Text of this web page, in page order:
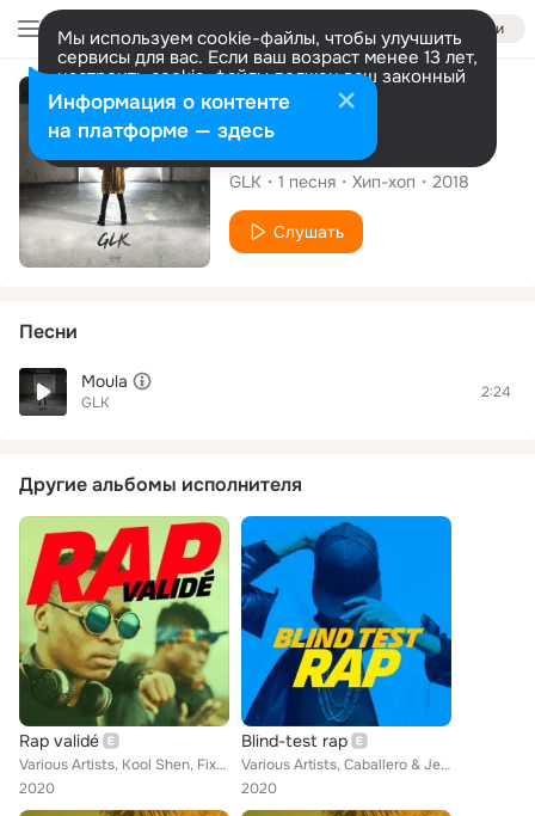
Войти
Мы используем cookie-файлы, чтобы улучшить
сервисы для вас. Если ваш возраст менее 13 лет,
настроить cookie-файлы должен ваш законный
представитель. Больше информации
Разрешить все Настроить
Сингл
Moula
GLK 1 песня Хип-хоп 2018
Слушать
Песни
Moula
GLK
2:24
Другие альбомы исполнителя
Rap validé
Various Artists, Kool Shen, Fixpen Sill, Hatik, Da Uzi, YL, Ateyaba, Dinos, Kobo, Rim'K, Lacrim, Captaine Roshi, Damso, Alpha Wa...
2020
Blind-test rap
Various Artists, Caballero & JeanJass, RK, YL, Lorenzo, Ateyaba, Dinos, Kobo, Vegedream, Vald, Alonzo, MHD, Rémy, Rim'K, Captain...
2020
Информация о контенте
на платформе — здесь